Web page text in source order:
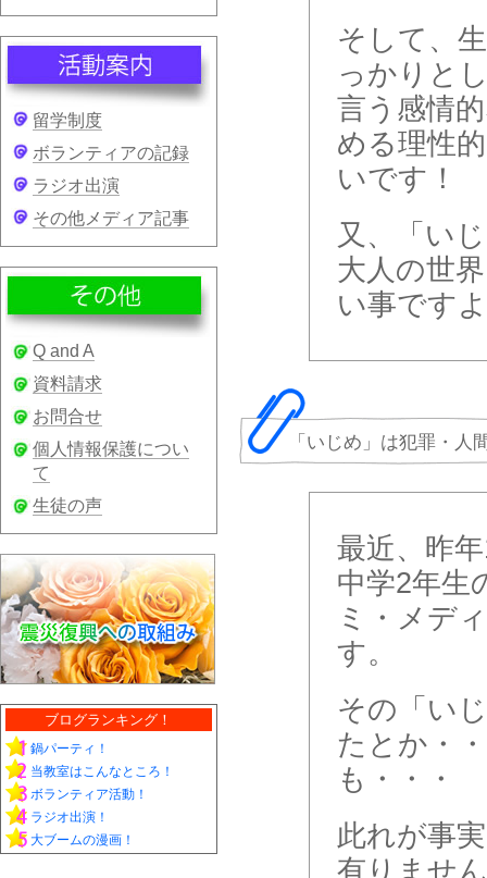
そして、
っかりと
言う感情
める理性
いです！
又、「い
大人の世
い事です
「いじめ」は犯罪・人
最近、昨
中学2年生
ミ・メデ
す。
その「い
たとか・
も・・・
此れが事
有りませ
留学制度
ボランティアの記録
ラジオ出演
その他メディア記事
Q and A
資料請求
お問合せ
個人情報保護につい
て
生徒の声
ブログランキング！
鍋パーティ！
当教室はこんなところ！
ボランティア活動！
ラジオ出演！
大ブームの漫画！